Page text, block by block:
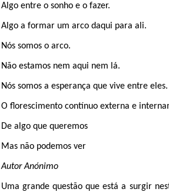
Algo entre o sonho e o fazer.
Algo a formar um arco daqui para ali.
Nós somos o arco.
Não estamos nem aqui nem lá.
Nós somos a esperança que vive entre eles.
O florescimento contínuo externa e
De algo que queremos
Mas não podemos ver
Autor Anónimo
Uma grande questão que está a surgir